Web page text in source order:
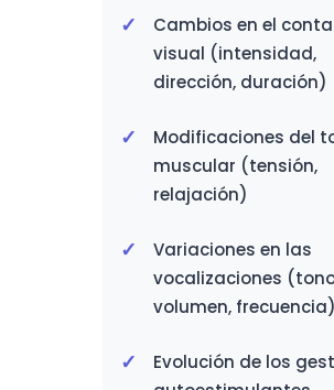
Cambios en el
visual (intensidad,
dirección, duración)
Modificaciones del
muscular (tensión,
relajación)
Variaciones en las
vocalizaciones
volumen, frecuencia)
Evolución de los